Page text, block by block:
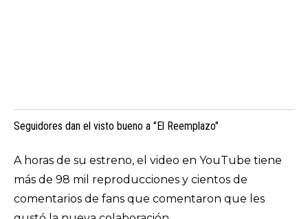
Seguidores dan el visto bueno a "El Reemplazo"
A horas de su estreno, el video en YouTube tiene
más de 98 mil reproducciones y cientos de
comentarios de fans que comentaron que les